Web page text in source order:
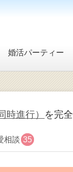
婚活パーティー
時進行） を完
相談 35